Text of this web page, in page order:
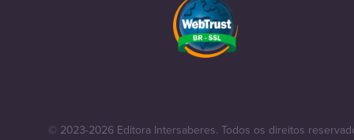
© 2023-2026 Editora Intersaberes. Todos os direitos